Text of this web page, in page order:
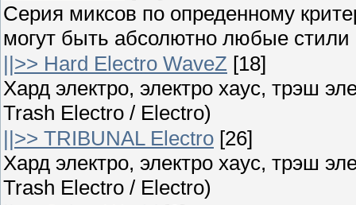
Серия миксов по опреденному
могут быть абсолютно любые стили
||>> Hard Electro WaveZ [18]
Хард электро, электро хаус, трэш
Trash Electro / Electro)
||>> TRIBUNAL Electro [26]
Хард электро, электро хаус, трэш
Trash Electro / Electro)